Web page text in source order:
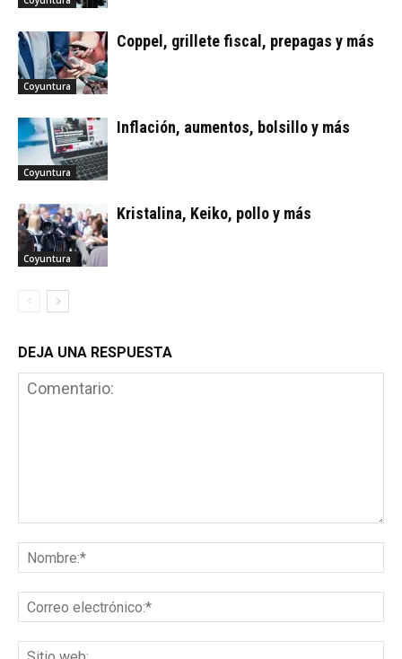
Coyuntura
Coppel, grillete fiscal, prepagas y más
Coyuntura
Inflación, aumentos, bolsillo y más
Coyuntura
Kristalina, Keiko, pollo y más
DEJA UNA RESPUESTA